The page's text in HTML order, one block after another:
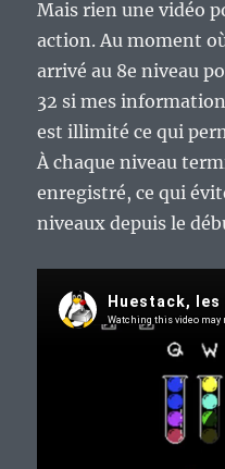
Mais rien une vidéo
action. Au moment
arrivé au 8e niveau
32 si mes
est illimité ce qui
À chaque niveau
enregistré, ce qui
niveaux depuis le